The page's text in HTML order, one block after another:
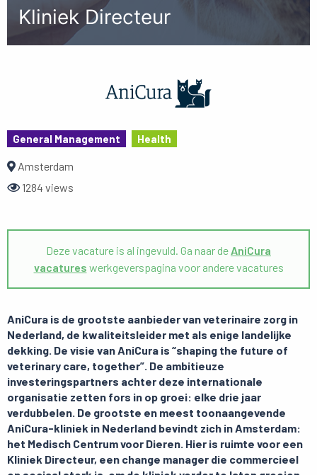
Kliniek Directeur
General Management Health
Amsterdam
1284 views
Deze vacature is al ingevuld. Ga naar de AniCura
vacatures werkgeverspagina voor andere vacatures
AniCura is de grootste aanbieder van veterinaire zorg in
Nederland, de kwaliteitsleider met als enige landelijke
dekking. De visie van AniCura is “shaping the future of
veterinary care, together”. De ambitieuze
investeringspartners achter deze internationale
organisatie zetten fors in op groei: elke drie jaar
verdubbelen. De grootste en meest toonaangevende
AniCura-kliniek in Nederland bevindt zich in Amsterdam:
het Medisch Centrum voor Dieren. Hier is ruimte voor een
Kliniek Directeur, een change manager die commercieel